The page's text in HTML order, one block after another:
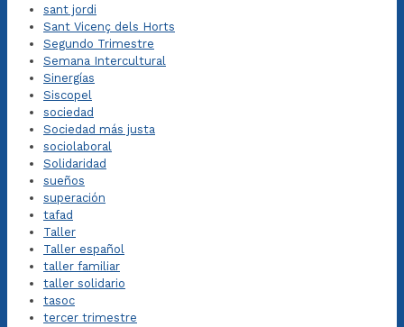
sant jordi
Sant Vicenç dels Horts
Segundo Trimestre
Semana Intercultural
Sinergías
Siscopel
sociedad
Sociedad más justa
sociolaboral
Solidaridad
sueños
superación
tafad
Taller
Taller español
taller familiar
taller solidario
tasoc
tercer trimestre